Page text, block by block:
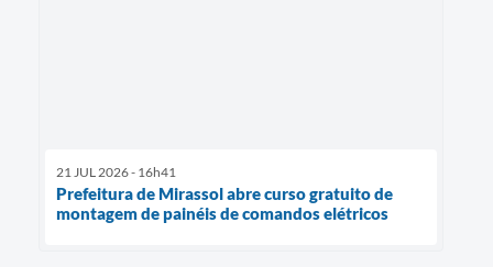
21 JUL 2026 - 16h41
Prefeitura de Mirassol abre curso gratuito de
montagem de painéis de comandos elétricos